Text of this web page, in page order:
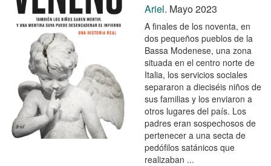
Ariel. Mayo 2023
A finales de los noventa, en
dos pequeños pueblos de la
Bassa Modenese, una zona
situada en el centro norte de
Italia, los servicios sociales
separaron a dieciséis niños de
sus familias y los enviaron a
otros lugares del país. Los
padres eran sospechosos de
pertenecer a una secta de
pedófilos satánicos que
realizaban ...